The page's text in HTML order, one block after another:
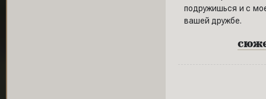
подружишься и с
вашей дружбе.